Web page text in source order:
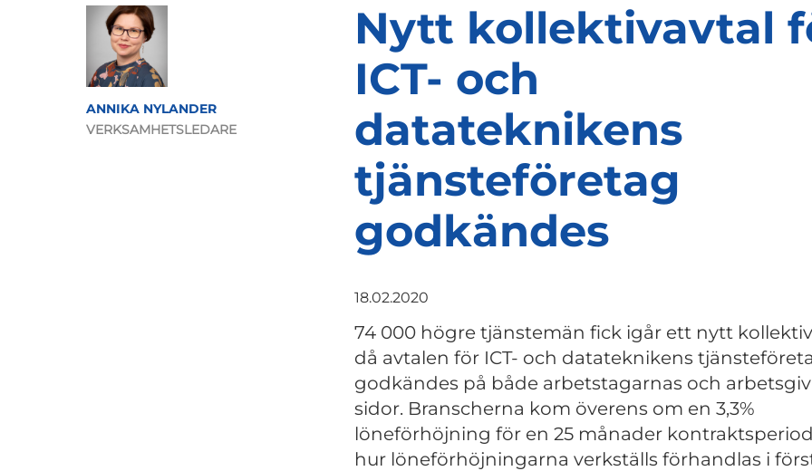
ANNIKA NYLANDER
VERKSAMHETSLEDARE
Nytt kollektivavtal
ICT- och
datateknikens
tjänsteföretag
godkändes
18.02.2020
74 000 högre tjänstemän fick igår ett nytt
då avtalen för ICT- och datateknikens
godkändes på både arbetstagarnas och
sidor. Branscherna kom överens om en 3,3%
löneförhöjning för en 25 månader
hur löneförhöjningarna verkställs förhandlas i